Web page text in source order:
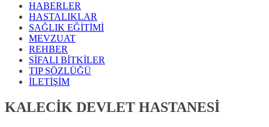
HABERLER
HASTALIKLAR
SAĞLIK EĞİTİMİ
MEVZUAT
REHBER
SİFALI BİTKİLER
TIP SÖZLÜĞÜ
İLETİŞİM
KALECİK DEVLET HASTANESİ